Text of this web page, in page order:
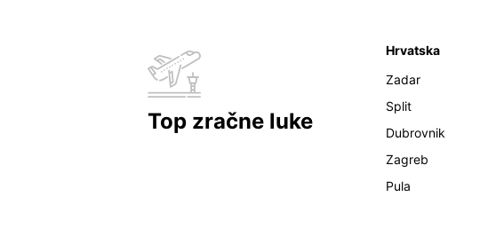
Top zračne luke
Hrvatska
Zadar
Split
Dubrovnik
Zagreb
Pula